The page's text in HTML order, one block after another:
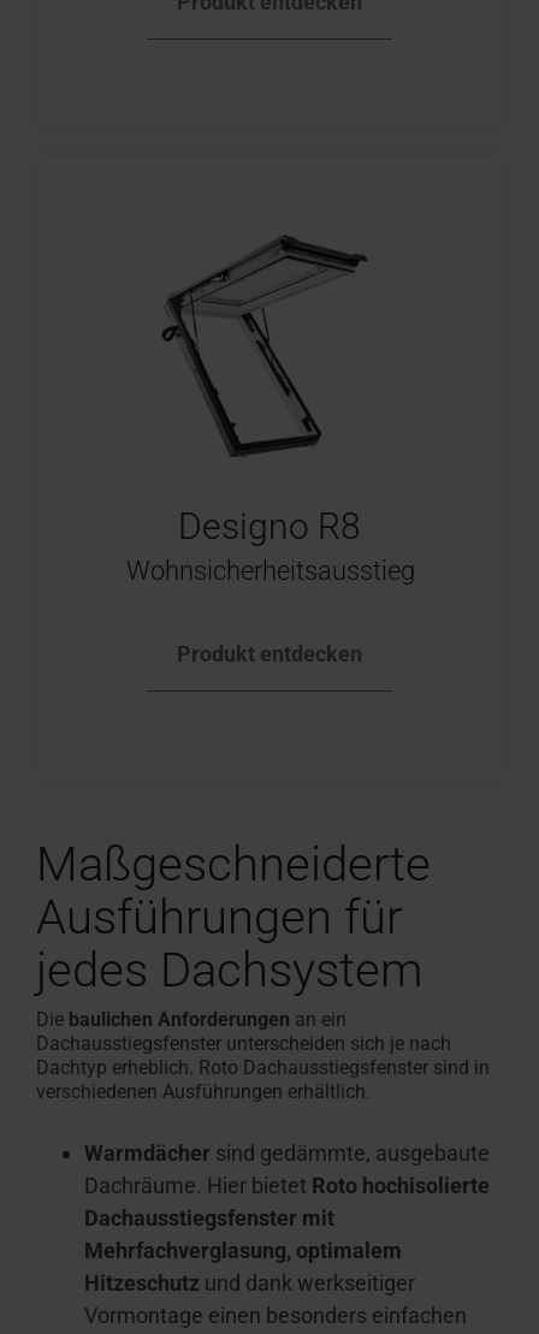
Designo R8
Wohnsicherheitsausstieg
Produkt entdecken
Maßgeschneiderte
Ausführungen für
jedes Dachsystem
Die baulichen Anforderungen an ein
Dachausstiegsfenster unterscheiden sich je nach
Dachtyp erheblich. Roto Dachausstiegsfenster sind in
verschiedenen Ausführungen erhältlich.
Warmdächer sind gedämmte, ausgebaute
Dachräume. Hier bietet Roto hochisolierte
Dachausstiegsfenster mit
Mehrfachverglasung, optimalem
Hitzeschutz und dank werkseitiger
Vormontage einen besonders einfachen